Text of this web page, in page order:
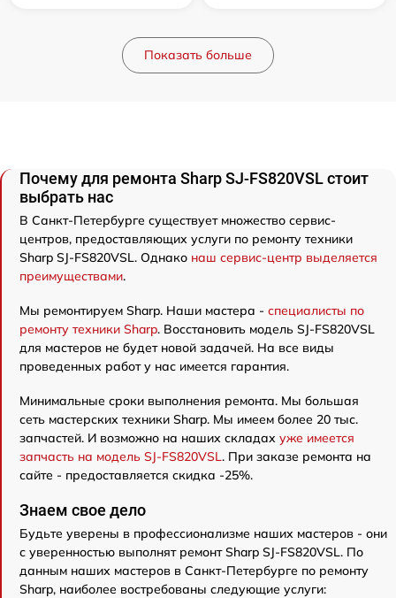
Показать больше
Почему для ремонта Sharp SJ-FS820VSL стоит
выбрать нас
В Санкт-Петербурге существует множество сервис-
центров, предоставляющих услуги по ремонту техники
Sharp SJ-FS820VSL. Однако наш сервис-центр выделяется
преимуществами.
Мы ремонтируем Sharp. Наши мастера - специалисты по
ремонту техники Sharp. Восстановить модель SJ-FS820VSL
для мастеров не будет новой задачей. На все виды
проведенных работ у нас имеется гарантия.
Минимальные сроки выполнения ремонта. Мы большая
сеть мастерских техники Sharp. Мы имеем более 20 тыс.
запчастей. И возможно на наших складах уже имеется
запчасть на модель SJ-FS820VSL. При заказе ремонта на
сайте - предоставляется скидка -25%.
Знаем свое дело
Будьте уверены в профессионализме наших мастеров - они
с уверенностью выполнят ремонт Sharp SJ-FS820VSL. По
данным наших мастеров в Санкт-Петербурге по ремонту
Sharp, наиболее востребованы следующие услуги: